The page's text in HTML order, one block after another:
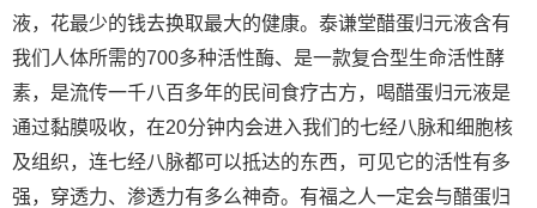
液，花最少的钱去换取最大的健康。泰谦堂醋蛋归元液含有
我们人体所需的700多种活性酶、是一款复合型生命活性酵
素，是流传一千八百多年的民间食疗古方，喝醋蛋归元液是
通过黏膜吸收，在20分钟内会进入我们的七经八脉和细胞核
及组织，连七经八脉都可以抵达的东西，可见它的活性有多
强，穿透力、渗透力有多么神奇。有福之人一定会与醋蛋归